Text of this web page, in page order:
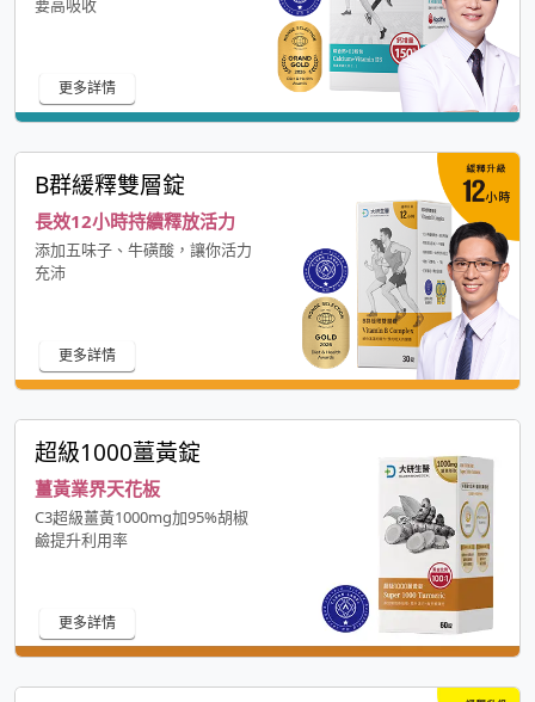
要高吸收
更多詳情
B群緩釋雙層錠
長效12小時持續釋放活力
添加五味子、牛磺酸，讓你活力
充沛
更多詳情
超級1000薑黃錠
薑黃業界天花板
C3超級薑黃1000mg加95%胡椒
鹼提升利用率
更多詳情